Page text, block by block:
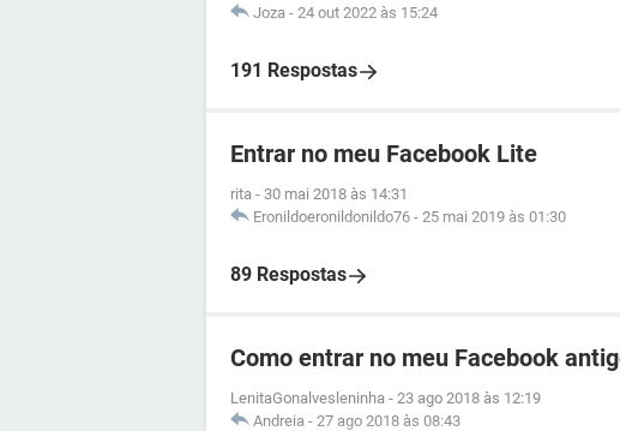
Joza - 24 out 2022 às 15:24
191 Respostas
Entrar no meu Facebook Lite
rita - 30 mai 2018 às 14:31
Eronildoeronildonildo76 - 25 mai 2019 às 01:30
89 Respostas
Como entrar no meu Facebook
LenitaGonalvesleninha - 23 ago 2018 às 12:19
Andreia - 27 ago 2018 às 08:43